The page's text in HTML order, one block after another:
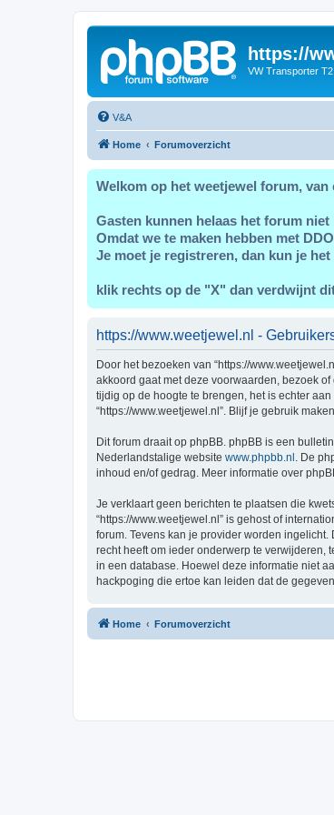
https://
VW Transporter
V&A
Home Forumoverzicht
Welkom op het weetjewel forum,
Gasten kunnen helaas het forum niet
Omdat we te maken hebben met
Je moet je registreren, dan kun je
klik rechts op de "X" dan verdwijnt
https://www.weetjewel.nl -
Door het bezoeken van “https://
akkoord gaat met deze voorwaarden, bezoek
tijdig op de hoogte te brengen, het is echter
“https://www.weetjewel.nl”. Blijf je gebruik
Dit forum draait op phpBB. phpBB is een
Nederlandstalige website www.phpbb.nl . De
inhoud en/of gedrag. Meer informatie over
Je verklaart geen berichten te plaatsen die
“https://www.weetjewel.nl” is gehost of
forum. Tevens kan je provider worden
recht heeft om ieder onderwerp te verwijderen,
in een database. Hoewel deze informatie niet
hackpoging die ertoe kan leiden dat de
Home Forumoverzicht